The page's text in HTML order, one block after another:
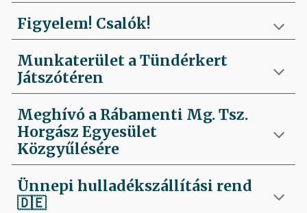
Figyelem! Csalók!
Munkaterület a Tündérkert
Játszótéren
Meghívó a Rábamenti Mg. Tsz.
Horgász Egyesület
Közgyűlésére
Ünnepi hulladékszállítási rend
🇩🇪